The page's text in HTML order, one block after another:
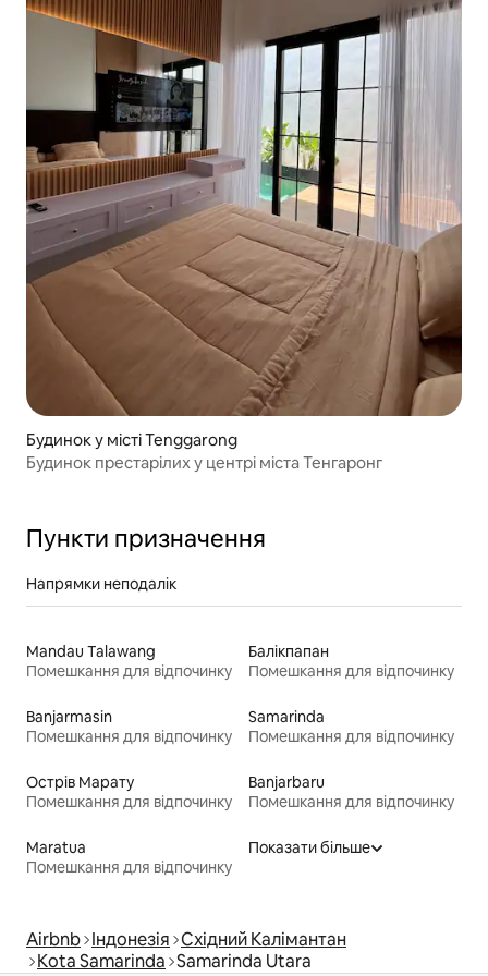
Будинок у місті Tenggarong
Будинок престарілих у центрі міста Тенгаронг
Пункти призначення
Напрямки неподалік
Mandau Talawang
Помешкання для відпочинку
Балікпапан
Помешкання для відпочинку
Banjarmasin
Помешкання для відпочинку
Samarinda
Помешкання для відпочинку
Острів Марату
Помешкання для відпочинку
Banjarbaru
Помешкання для відпочинку
Maratua
Помешкання для відпочинку
Показати більше
Airbnb Індонезія Східний Калімантан
Kota Samarinda Samarinda Utara